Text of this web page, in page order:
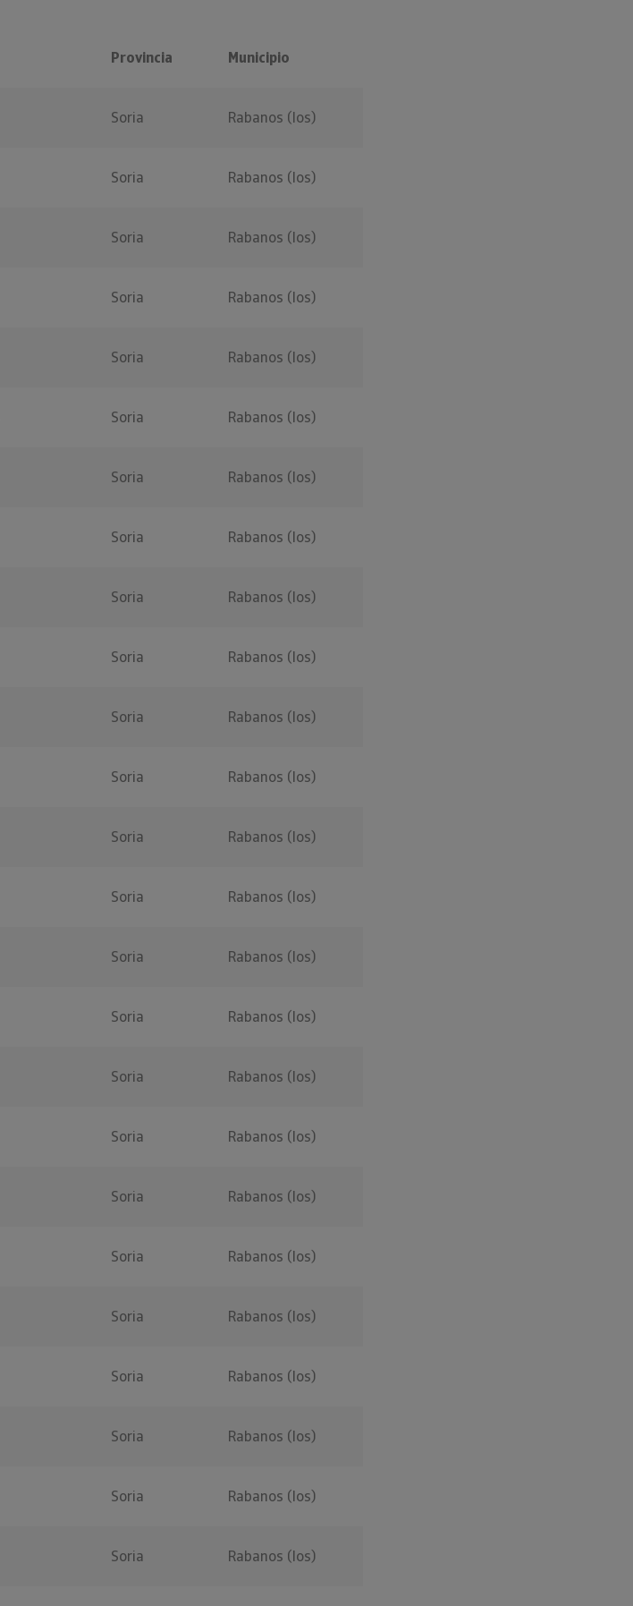
Provincia Municipio
Soria Rabanos (los)
Soria Rabanos (los)
Soria Rabanos (los)
Soria Rabanos (los)
Soria Rabanos (los)
Soria Rabanos (los)
Soria Rabanos (los)
Soria Rabanos (los)
Soria Rabanos (los)
Soria Rabanos (los)
Soria Rabanos (los)
Soria Rabanos (los)
Soria Rabanos (los)
Soria Rabanos (los)
Soria Rabanos (los)
Soria Rabanos (los)
Soria Rabanos (los)
Soria Rabanos (los)
Soria Rabanos (los)
Soria Rabanos (los)
Soria Rabanos (los)
Soria Rabanos (los)
Soria Rabanos (los)
Soria Rabanos (los)
Soria Rabanos (los)